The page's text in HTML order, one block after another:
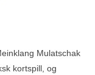
Mulatschak
kortspill, og